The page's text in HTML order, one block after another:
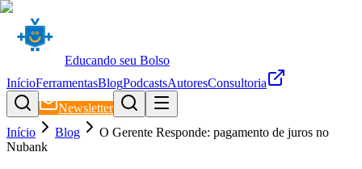
Educando seu Bolso
InícioFerramentasBlogPodcastsAutoresConsultoria
Newsletter
Início
Blog
O Gerente Responde: pagamento de juros no
Nubank